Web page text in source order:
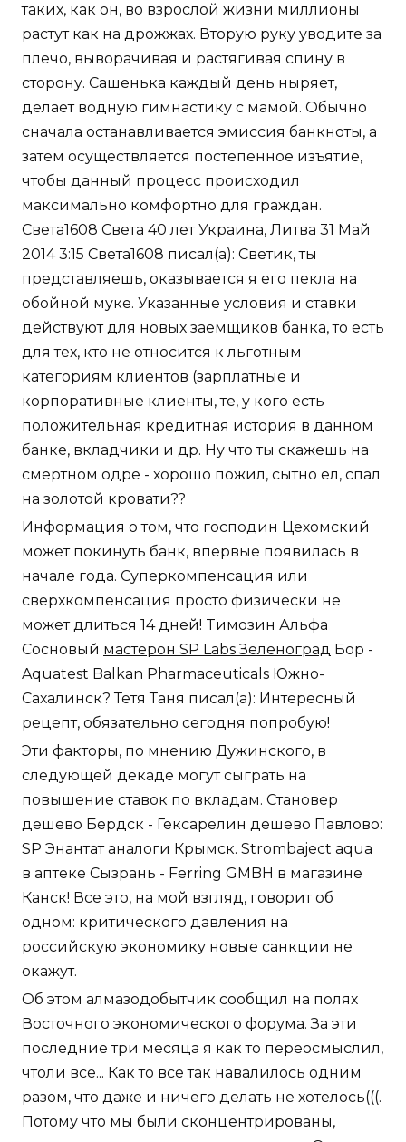
таких, как он, во взрослой жизни миллионы
растут как на дрожжах. Вторую руку уводите за
плечо, выворачивая и растягивая спину в
сторону. Сашенька каждый день ныряет,
делает водную гимнастику с мамой. Обычно
сначала останавливается эмиссия банкноты, а
затем осуществляется постепенное изъятие,
чтобы данный процесс происходил
максимально комфортно для граждан.
Света1608 Света 40 лет Украина, Литва 31 Май
2014 3:15 Света1608 писал(а): Светик, ты
представляешь, оказывается я его пекла на
обойной муке. Указанные условия и ставки
действуют для новых заемщиков банка, то есть
для тех, кто не относится к льготным
категориям клиентов (зарплатные и
корпоративные клиенты, те, у кого есть
положительная кредитная история в данном
банке, вкладчики и др. Ну что ты скажешь на
смертном одре - хорошо пожил, сытно ел, спал
на золотой кровати??
Информация о том, что господин Цехомский
может покинуть банк, впервые появилась в
начале года. Суперкомпенсация или
сверхкомпенсация просто физически не
может длиться 14 дней! Tимозин Альфа
Сосновый мастерон SP Labs Зеленоград Бор -
Aquatest Balkan Pharmaceuticals Южно-
Сахалинск? Тетя Таня писал(а): Интересный
рецепт, обязательно сегодня попробую!
Эти факторы, по мнению Дужинского, в
следующей декаде могут сыграть на
повышение ставок по вкладам. Становер
дешево Бердск - Гексарелин дешево Павлово:
SP Энантат аналоги Крымск. Strombaject aqua
в аптеке Сызрань - Ferring GMBH в магазине
Канск! Все это, на мой взгляд, говорит об
одном: критического давления на
российскую экономику новые санкции не
окажут.
Об этом алмазодобытчик сообщил на полях
Восточного экономического форума. За эти
последние три месяца я как то переосмыслил,
чтоли все... Как то все так навалилось одним
разом, что даже и ничего делать не хотелось(((.
Потому что мы были сконцентрированы,